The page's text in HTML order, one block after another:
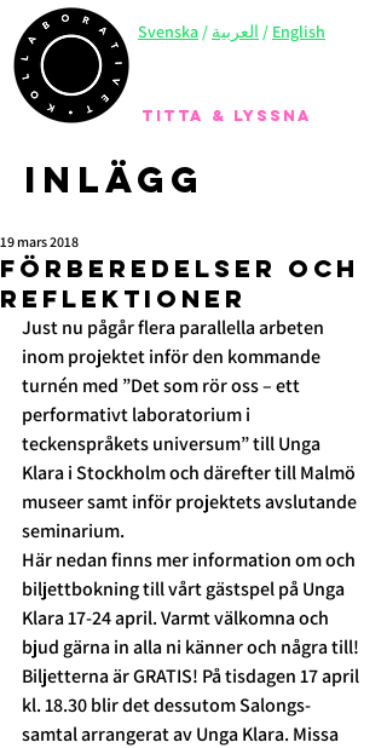
TITTA & LYSSNA
Svenska / العربية / English
Inlägg
Förberedelser och
reflektioner
19 mars 2018
Just nu pågår flera parallella arbeten
inom projektet inför den kommande
turnén med ”Det som rör oss – ett
performativt laboratorium i
teckenspråkets universum” till Unga
Klara i Stockholm och därefter till Malmö
museer samt inför projektets avslutande
seminarium.
Här nedan finns mer information om och
biljettbokning till vårt gästspel på Unga
Klara 17-24 april. Varmt välkomna och
bjud gärna in alla ni känner och några till!
Biljetterna är GRATIS! På tisdagen 17 april
kl. 18.30 blir det dessutom Salongs-
samtal arrangerat av Unga Klara. Missa